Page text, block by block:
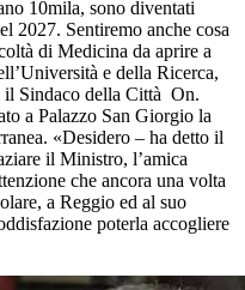
10mila, sono diventati
2027. Sentiremo anche cosa
di Medicina da aprire a
e della Ricerca,
il Sindaco della Città On.
a Palazzo San Giorgio la
«Desidero – ha detto il
il Ministro, l’amica
che ancora una volta
a Reggio ed al suo
poterla accogliere